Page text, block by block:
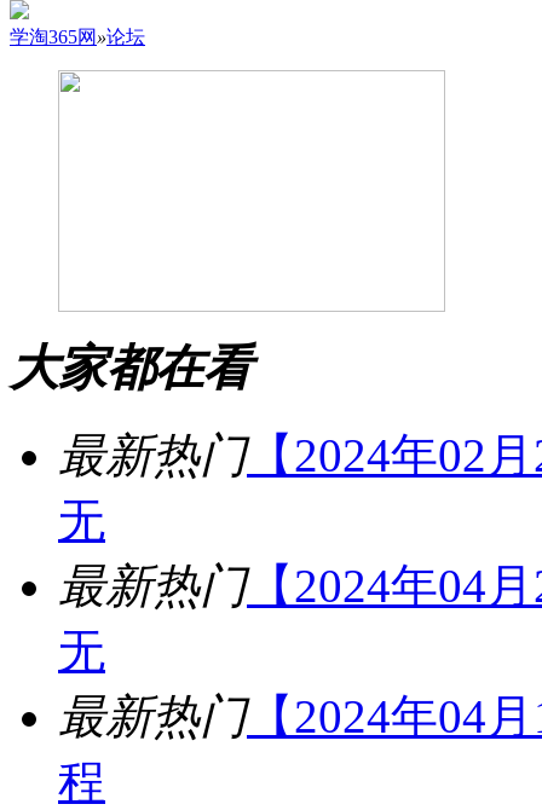
学淘365网 »论坛
大家都在看
最新热门【2024年02
无
最新热门【2024年04
无
最新热门【2024年04
程